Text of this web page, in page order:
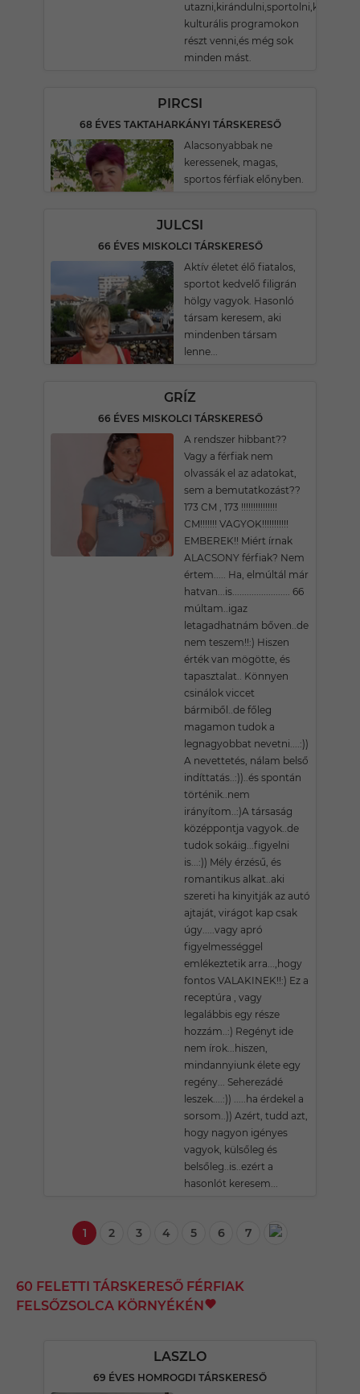
kulturális programokon
részt venni,és még sok
minden mást.
PIRCSI
68 ÉVES TAKTAHARKÁNYI TÁRSKERESŐ
Alacsonyabbak ne
keressenek, magas,
sportos férfiak előnyben.
JULCSI
66 ÉVES MISKOLCI TÁRSKERESŐ
Aktív életet élő fiatalos,
sportot kedvelő filigrán
hölgy vagyok. Hasonló
társam keresem, aki
mindenben társam
lenne...
GRÍZ
66 ÉVES MISKOLCI TÁRSKERESŐ
A rendszer hibbant??
Vagy a férfiak nem
olvassák el az adatokat,
sem a bemutatkozást??
173 CM , 173 !!!!!!!!!!!!!!!
CM!!!!!!! VAGYOK!!!!!!!!!!!
EMBEREK!! Miért írnak
ALACSONY férfiak? Nem
értem..... Ha, elmúltál már
hatvan...is........................ 66
múltam..igaz
letagadhatnám bőven..de
nem teszem!!:) Hiszen
érték van mögötte, és
tapasztalat.. Könnyen
csinálok viccet
bármiből..de főleg
magamon tudok a
legnagyobbat nevetni....:))
A nevettetés, nálam belső
indíttatás..:))..és spontán
történik..nem
irányítom..:)A társaság
középpontja vagyok..de
tudok sokáig...figyelni
is...:)) Mély érzésű, és
romantikus alkat..aki
szereti ha kinyitják az autó
ajtaját, virágot kap csak
úgy.....vagy apró
figyelmességgel
emlékeztetik arra...,hogy
fontos VALAKINEK!!:) Ez a
receptúra , vagy
legalábbis egy része
hozzám..:) Regényt ide
nem írok...hiszen,
mindannyiunk élete egy
regény... Seherezádé
leszek....:)) .....ha érdekel a
sorsom..)) Azért, tudd azt,
hogy nagyon igényes
vagyok, külsőleg és
belsőleg..is..ezért a
hasonlót keresem...
1 2 3 4 5 6 7
60 FELETTI TÁRSKERESŐ FÉRFIAK
FELSŐZSOLCA KÖRNYÉKÉN
LASZLO
69 ÉVES HOMROGDI TÁRSKERESŐ